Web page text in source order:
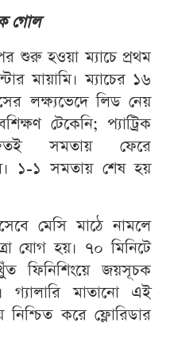
গোল
শুরু হওয়া ম্যাচে প্রথম
মায়ামি। ম্যাচের ১৬
লক্ষ্যভেদে লিড নেয়
টেকেনি; প্যাট্রিক
সমতায় ফেরে
১-১ সমতায় শেষ হয়
মেসি মাঠে নামলে
যোগ হয়। ৭০ মিনিটে
ফিনিশিংয়ে জয়সূচক
মাতানো এই
করে ফ্লোরিডার